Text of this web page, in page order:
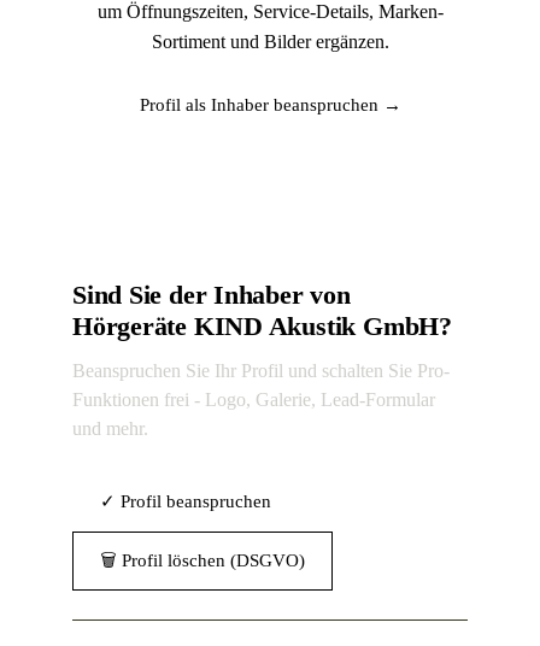
um Öffnungszeiten, Service-Details, Marken-
Sortiment und Bilder ergänzen.
Profil als Inhaber beanspruchen →
Sind Sie der Inhaber von
Hörgeräte KIND Akustik GmbH?
Beanspruchen Sie Ihr Profil und schalten Sie Pro-
Funktionen frei - Logo, Galerie, Lead-Formular
und mehr.
✓ Profil beanspruchen
🗑 Profil löschen (DSGVO)